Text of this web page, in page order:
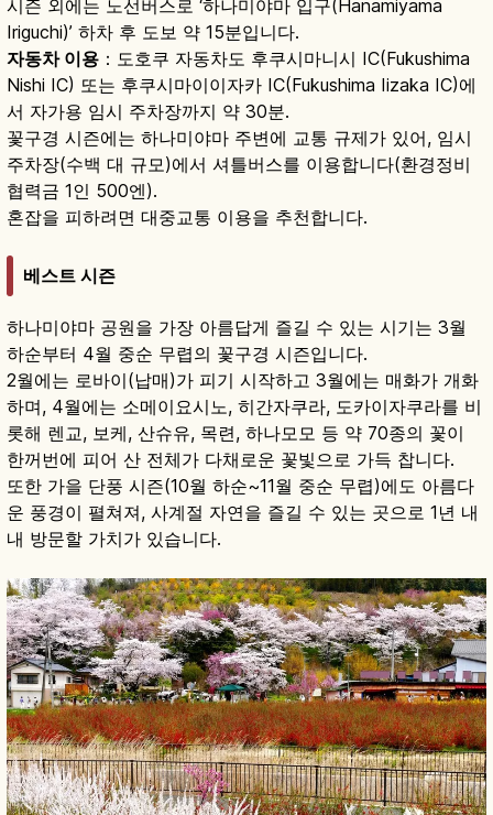
시즌 외에는 노선버스로 ‘하나미야마 입구(Hanamiyama
Iriguchi)’ 하차 후 도보 약 15분입니다.
자동차 이용 ：도호쿠 자동차도 후쿠시마니시 IC(Fukushima
Nishi IC) 또는 후쿠시마이이자카 IC(Fukushima Iizaka IC)에
서 자가용 임시 주차장까지 약 30분.
꽃구경 시즌에는 하나미야마 주변에 교통 규제가 있어, 임시
주차장(수백 대 규모)에서 셔틀버스를 이용합니다(환경정비
협력금 1인 500엔).
혼잡을 피하려면 대중교통 이용을 추천합니다.
베스트 시즌
하나미야마 공원을 가장 아름답게 즐길 수 있는 시기는 3월
하순부터 4월 중순 무렵의 꽃구경 시즌입니다.
2월에는 로바이(납매)가 피기 시작하고 3월에는 매화가 개화
하며, 4월에는 소메이요시노, 히간자쿠라, 도카이자쿠라를 비
롯해 렌교, 보케, 산슈유, 목련, 하나모모 등 약 70종의 꽃이
한꺼번에 피어 산 전체가 다채로운 꽃빛으로 가득 찹니다.
또한 가을 단풍 시즌(10월 하순~11월 중순 무렵)에도 아름다
운 풍경이 펼쳐져, 사계절 자연을 즐길 수 있는 곳으로 1년 내
내 방문할 가치가 있습니다.